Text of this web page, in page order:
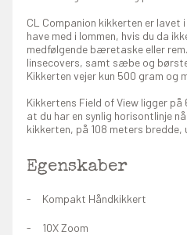
CL Companion kikkerten er lavet
have med i lommen, hvis du da
medfølgende bæretaske eller
linsecovers, samt sæbe og
Kikkerten vejer kun 500 gram og
Kikkertens Field of View ligger
at du har en synlig horisontlinje
kikkerten, på 108 meters
Egenskaber
Kompakt Håndkikkert
10X Zoom